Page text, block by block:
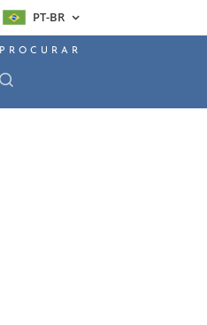
PT-BR
PROCURAR